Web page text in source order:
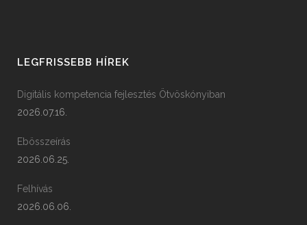
LEGFRISSEBB HÍREK
Digitális kompetencia fejlesztés Ötvöskónyiban
2026.07.16.
Ebösszeírás
2026.06.25.
Felhívás
2026.06.06.